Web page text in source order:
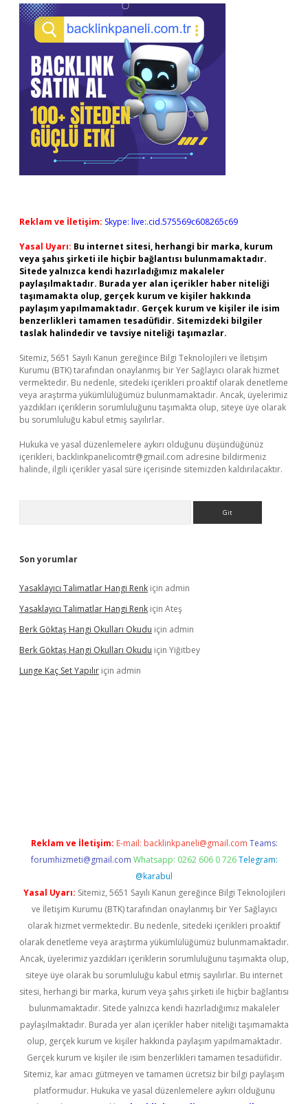
Reklam ve İletişim: Skype: live:.cid.575569c608265c69
Yasal Uyarı: Bu internet sitesi, herhangi bir marka, kurum
veya şahıs şirketi ile hiçbir bağlantısı bulunmamaktadır.
Sitede yalnızca kendi hazırladığımız makaleler
paylaşılmaktadır. Burada yer alan içerikler haber niteliği
taşımamakta olup, gerçek kurum ve kişiler hakkında
paylaşım yapılmamaktadır. Gerçek kurum ve kişiler ile isim
benzerlikleri tamamen tesadüfidir. Sitemizdeki bilgiler
taslak halindedir ve tavsiye niteliği taşımazlar.
Sitemiz, 5651 Sayılı Kanun gereğince Bilgi Teknolojileri ve İletişim
Kurumu (BTK) tarafından onaylanmış bir Yer Sağlayıcı olarak hizmet
vermektedir. Bu nedenle, sitedeki içerikleri proaktif olarak denetleme
veya araştırma yükümlülüğümüz bulunmamaktadır. Ancak, üyelerimiz
yazdıkları içeriklerin sorumluluğunu taşımakta olup, siteye üye olarak
bu sorumluluğu kabul etmiş sayılırlar.
Hukuka ve yasal düzenlemelere aykırı olduğunu düşündüğünüz
içerikleri, backlinkpanelicomtr@gmail.com adresine bildirmeniz
halinde, ilgili içerikler yasal süre içerisinde sitemizden kaldırılacaktır.
Son yorumlar
Yasaklayıcı Talimatlar Hangi Renk için admin
Yasaklayıcı Talimatlar Hangi Renk için Ateş
Berk Göktaş Hangi Okulları Okudu için admin
Berk Göktaş Hangi Okulları Okudu için Yiğitbey
Lunge Kaç Set Yapılır için admin
Reklam ve İletişim: E-mail: backlinkpaneli@gmail.com Teams:
forumhizmeti@gmail.com Whatsapp: 0262 606 0 726 Telegram:
@karabul
Yasal Uyarı: Sitemiz, 5651 Sayılı Kanun gereğince Bilgi Teknolojileri
ve İletişim Kurumu (BTK) tarafından onaylanmış bir Yer Sağlayıcı
olarak hizmet vermektedir. Bu nedenle, sitedeki içerikleri proaktif
olarak denetleme veya araştırma yükümlülüğümüz bulunmamaktadır.
Ancak, üyelerimiz yazdıkları içeriklerin sorumluluğunu taşımakta olup,
siteye üye olarak bu sorumluluğu kabul etmiş sayılırlar. Bu internet
sitesi, herhangi bir marka, kurum veya şahıs şirketi ile hiçbir bağlantısı
bulunmamaktadır. Sitede yalnızca kendi hazırladığımız makaleler
paylaşılmaktadır. Burada yer alan içerikler haber niteliği taşımamakta
olup, gerçek kurum ve kişiler hakkında paylaşım yapılmamaktadır.
Gerçek kurum ve kişiler ile isim benzerlikleri tamamen tesadüfidir.
Sitemiz, kar amacı gütmeyen ve tamamen ücretsiz bir bilgi paylaşım
platformudur. Hukuka ve yasal düzenlemelere aykırı olduğunu